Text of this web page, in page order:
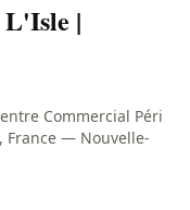
|
Commercial Péri
France — Nouvelle-